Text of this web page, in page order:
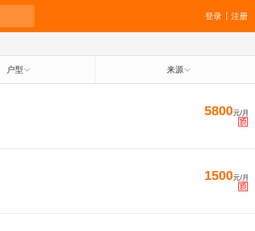
注册
登录
户型 来源
5800元/月
1500元/月